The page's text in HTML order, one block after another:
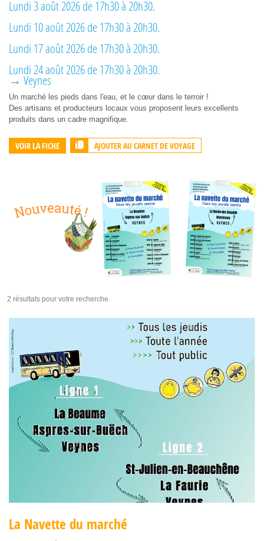
Lundi 3 août 2026 de 17h30 à 20h30.
Lundi 10 août 2026 de 17h30 à 20h30.
Lundi 17 août 2026 de 17h30 à 20h30.
Lundi 24 août 2026 de 17h30 à 20h30.
→ Veynes
Un marché les pieds dans l'eau, et le cœur dans le terroir !
Des artisans et producteurs locaux vous proposent leurs excellents
produits dans un cadre magnifique.
VOIR LA FICHE AJOUTER AU CARNET DE VOYAGE
2 résultats pour votre recherche
La Navette du marché